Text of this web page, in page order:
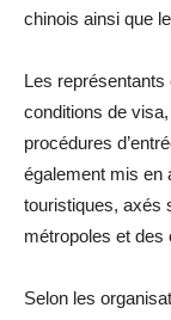
chinois ainsi que
Les
conditions de
procédures
également mis en
touristiques, axés
métropoles et des
Selon les